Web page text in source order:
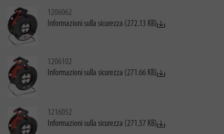
1206062
Informazioni sulla sicurezza (272.13 KB)
1206102
Informazioni sulla sicurezza (271.66 KB)
1216052
Informazioni sulla sicurezza (271.57 KB)